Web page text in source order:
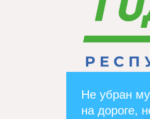
Не убран
на дороге,